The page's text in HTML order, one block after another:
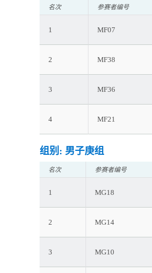
名次 参赛者编号
1 MF07
2 MF38
3 MF36
4 MF21
组别: 男子庚组
名次 参赛者编号
1 MG18
2 MG14
3 MG10